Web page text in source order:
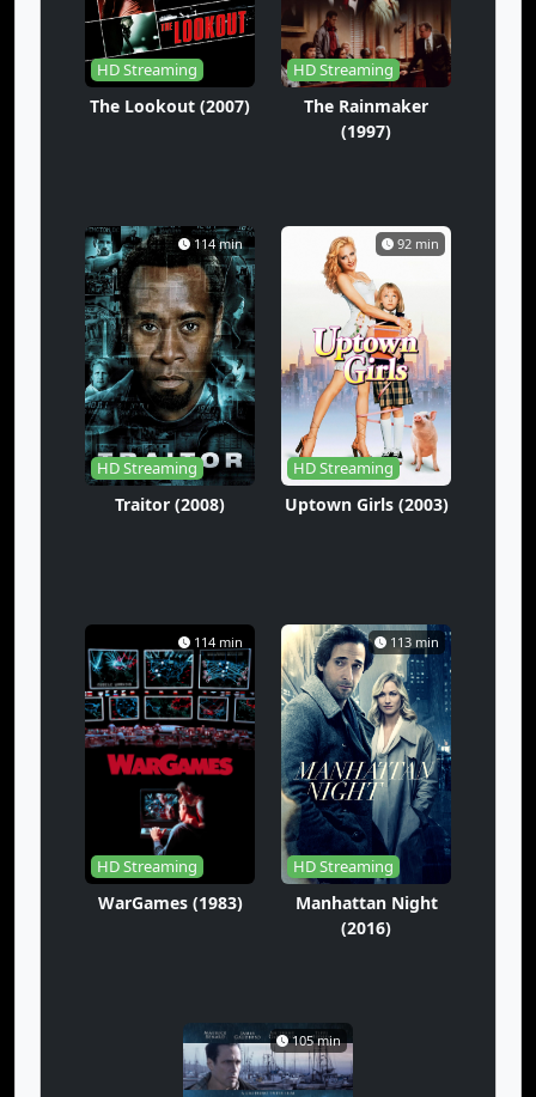
HD Streaming
The Lookout (2007)
HD Streaming
The Rainmaker
(1997)
114 min
HD Streaming
Traitor (2008)
92 min
HD Streaming
Uptown Girls (2003)
114 min
HD Streaming
WarGames (1983)
113 min
HD Streaming
Manhattan Night
(2016)
105 min